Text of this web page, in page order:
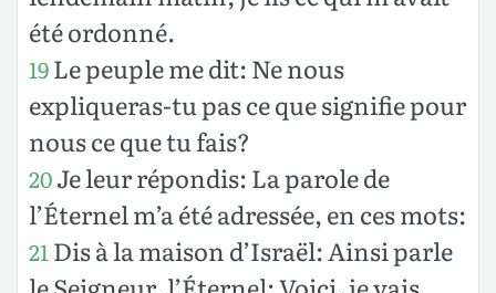
été ordonné.
19Le peuple me dit: Ne nous
expliqueras-tu pas ce que signifie pour
nous ce que tu fais?
20Je leur répondis: La parole de
l’Éternel m’a été adressée, en ces mots:
21 Dis à la maison d’Israël: Ainsi parle